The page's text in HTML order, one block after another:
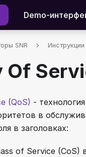
Demo-
SNR
Of
(QoS) -
в
в заголовках:
of Service (CoS)